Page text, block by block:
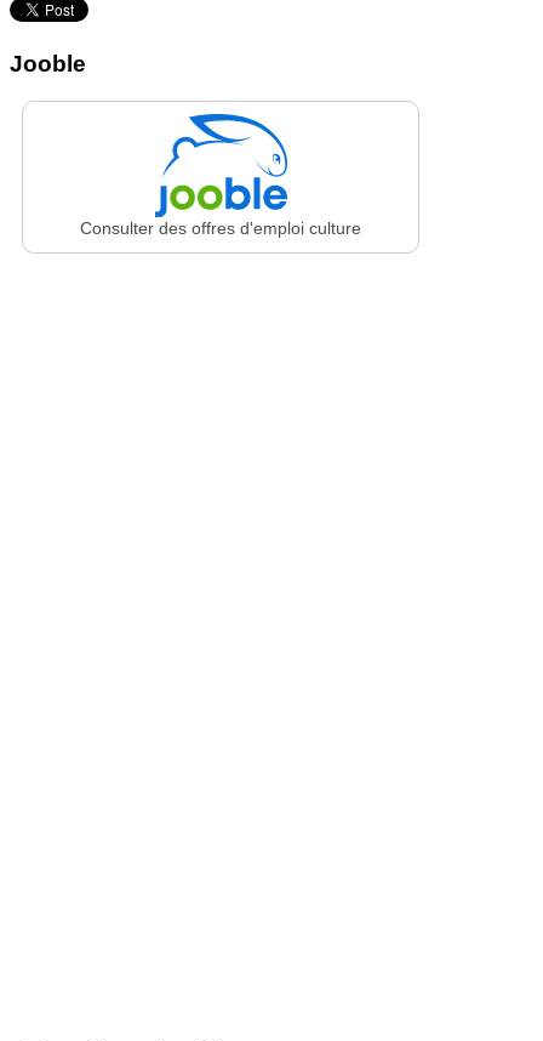
Jooble
Consulter des offres d'emploi culture